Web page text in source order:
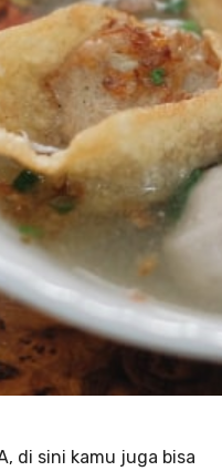
di sini kamu juga bisa